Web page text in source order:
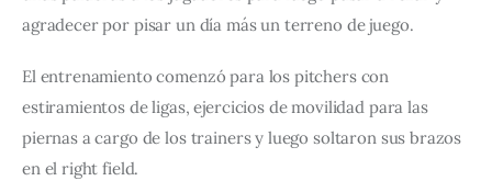
agradecer por pisar un día más un terreno de juego.
El entrenamiento comenzó para los pitchers con
estiramientos de ligas, ejercicios de movilidad para las
piernas a cargo de los trainers y luego soltaron sus brazos
en el right field.